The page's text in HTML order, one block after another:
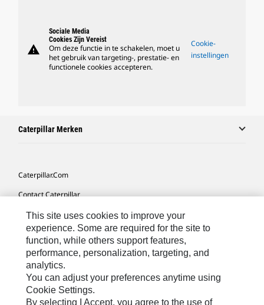
warning
Sociale Media
Cookies Zijn Vereist
Om deze functie in te schakelen, moet u
het gebruik van targeting-, prestatie- en
functionele cookies accepteren.
Cookie-
instellingen
Caterpillar Merken
Caterpillar.com
Contact Caterpillar
Mijn Marketingvoorkeuren
Site Map
Cookie Settings
Legal
Privacy
This site uses cookies to improve your
experience. Some are required for the site to
function, while others support features,
performance, personalization, targeting, and
analytics.
You can adjust your preferences anytime using
Cookie Settings.
By selecting I Accept, you agree to the use of